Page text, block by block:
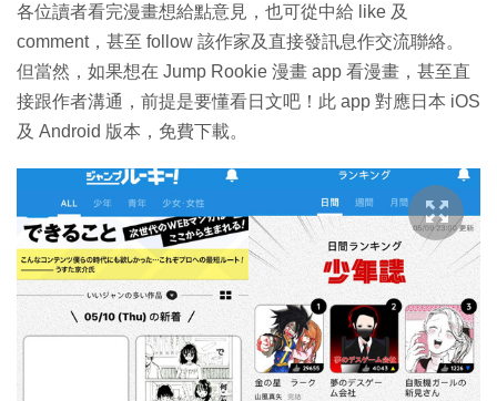
各位讀者看完漫畫想給點意見，也可從中給 like 及
comment，甚至 follow 該作家及直接發訊息作交流聯絡。
但當然，如果想在 Jump Rookie 漫畫 app 看漫畫，甚至直
接跟作者溝通，前提是要懂看日文吧！此 app 對應日本 iOS
及 Android 版本，免費下載。